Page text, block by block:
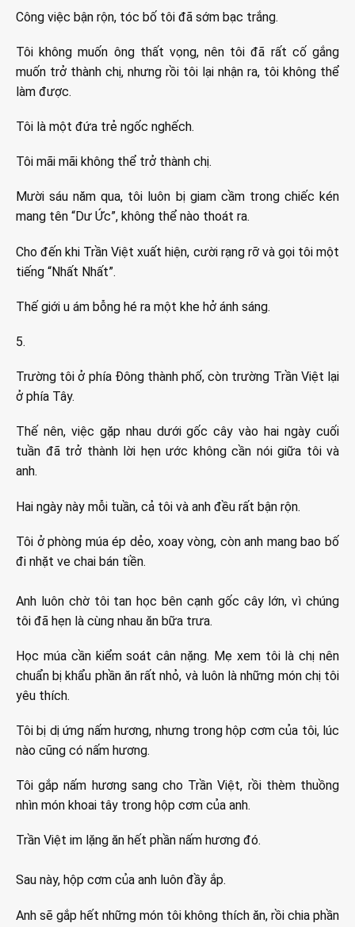
Công việc bận rộn, tóc bố tôi đã sớm bạc trắng.
Tôi không muốn ông thất vọng, nên tôi đã rất cố gắng
muốn trở thành chị, nhưng rồi tôi lại nhận ra, tôi không thể
làm được.
Tôi là một đứa trẻ ngốc nghếch.
Tôi mãi mãi không thể trở thành chị.
Mười sáu năm qua, tôi luôn bị giam cầm trong chiếc kén
mang tên “Dư Ức”, không thể nào thoát ra.
Cho đến khi Trần Việt xuất hiện, cười rạng rỡ và gọi tôi một
tiếng “Nhất Nhất”.
Thế giới u ám bỗng hé ra một khe hở ánh sáng.
5.
Trường tôi ở phía Đông thành phố, còn trường Trần Việt lại
ở phía Tây.
Thế nên, việc gặp nhau dưới gốc cây vào hai ngày cuối
tuần đã trở thành lời hẹn ước không cần nói giữa tôi và
anh.
Hai ngày này mỗi tuần, cả tôi và anh đều rất bận rộn.
Tôi ở phòng múa ép dẻo, xoay vòng, còn anh mang bao bố
đi nhặt ve chai bán tiền.
Anh luôn chờ tôi tan học bên cạnh gốc cây lớn, vì chúng
tôi đã hẹn là cùng nhau ăn bữa trưa.
Học múa cần kiểm soát cân nặng. Mẹ xem tôi là chị nên
chuẩn bị khẩu phần ăn rất nhỏ, và luôn là những món chị tôi
yêu thích.
Tôi bị dị ứng nấm hương, nhưng trong hộp cơm của tôi, lúc
nào cũng có nấm hương.
Tôi gắp nấm hương sang cho Trần Việt, rồi thèm thuồng
nhìn món khoai tây trong hộp cơm của anh.
Trần Việt im lặng ăn hết phần nấm hương đó.
Sau này, hộp cơm của anh luôn đầy ắp.
Anh sẽ gắp hết những món tôi không thích ăn, rồi chia phần